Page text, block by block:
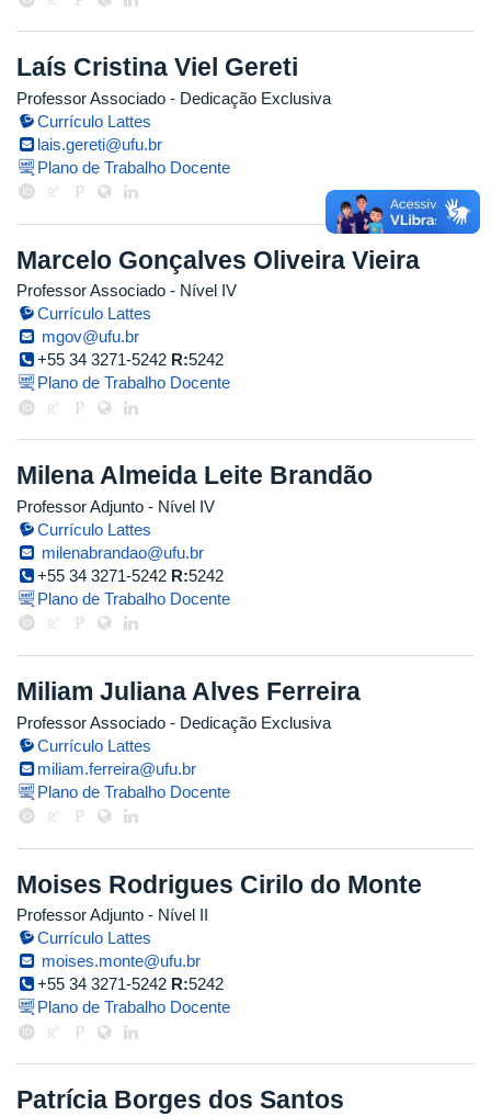
Laís Cristina Viel Gereti
Professor Associado - Dedicação Exclusiva
Currículo Lattes
lais.gereti@ufu.br
Plano de Trabalho Docente
Marcelo Gonçalves Oliveira Vieira
Professor Associado - Nível IV
Currículo Lattes
mgov@ufu.br
+55 34 3271-5242 R:5242
Plano de Trabalho Docente
Milena Almeida Leite Brandão
Professor Adjunto - Nível IV
Currículo Lattes
milenabrandao@ufu.br
+55 34 3271-5242 R:5242
Plano de Trabalho Docente
Miliam Juliana Alves Ferreira
Professor Associado - Dedicação Exclusiva
Currículo Lattes
miliam.ferreira@ufu.br
Plano de Trabalho Docente
Moises Rodrigues Cirilo do Monte
Professor Adjunto - Nível II
Currículo Lattes
moises.monte@ufu.br
+55 34 3271-5242 R:5242
Plano de Trabalho Docente
Patrícia Borges dos Santos